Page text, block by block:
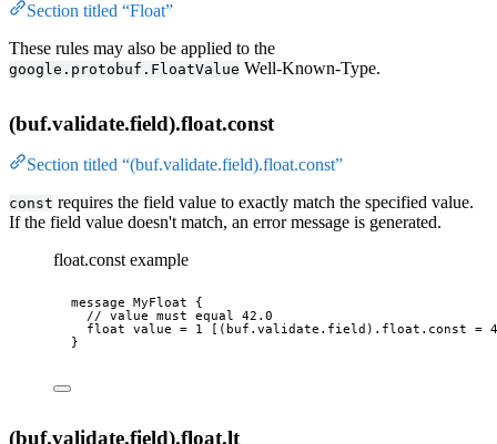
Section titled “Float”
These rules may also be applied to the
google.protobuf.FloatValue Well-Known-Type.
(buf.validate.field).float.const
Section titled “(buf.validate.field).float.const”
const requires the field value to exactly match the specified value.
If the field value doesn't match, an error message is generated.
float.const example
message MyFloat {
// value must equal 42.0
float value = 1 [ (buf.validate.field) .float .const =
}
(buf.validate.field).float.lt